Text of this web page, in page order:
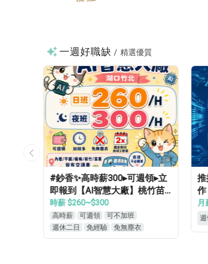
一週好職缺 / 精選優質
推推✨週休免無塵⚡AI伺服器製
作【週領5000✨薪優48000】
免學經歷✔免健檢✔免輪班✔
月薪 $35,000~$48,000
週領 光電 週休